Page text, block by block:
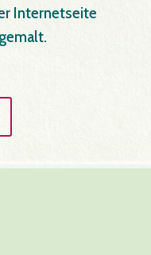
Internetseite